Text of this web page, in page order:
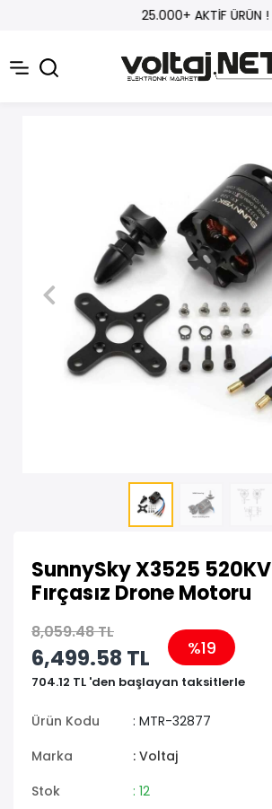
25.000+ AKTİF ÜRÜN !
SunnySky X3525 520KV
Fırçasız Drone Motoru
8,059.48 TL
6,499.58 TL %19
704.12 TL 'den başlayan taksitlerle
Ürün Kodu
: MTR-32877
Marka
: Voltaj
Stok
: 12